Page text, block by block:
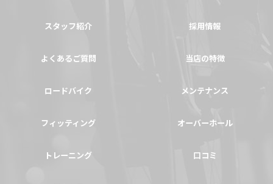
スタッフ紹介 採用情報
よくあるご質問 当店の特徴
ロードバイク メンテナンス
フィッティング オーバーホール
トレーニング 口コミ